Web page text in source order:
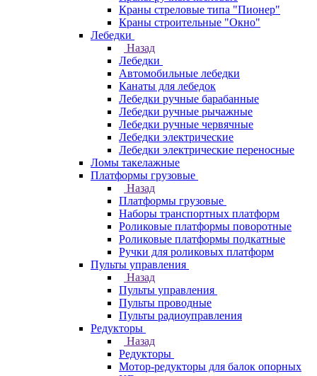
Краны стреловые типа "Пионер"
Краны строительные "Окно"
Лебедки
Назад
Лебедки
Автомобильные лебедки
Канаты для лебедок
Лебедки ручные барабанные
Лебедки ручные рычажные
Лебедки ручные червячные
Лебедки электрические
Лебедки электрические переносные
Ломы такелажные
Платформы грузовые
Назад
Платформы грузовые
Наборы транспортных платформ
Роликовые платформы поворотные
Роликовые платформы подкатные
Ручки для роликовых платформ
Пульты управления
Назад
Пульты управления
Пульты проводные
Пульты радиоуправления
Редукторы
Назад
Редукторы
Мотор-редукторы для балок опорных